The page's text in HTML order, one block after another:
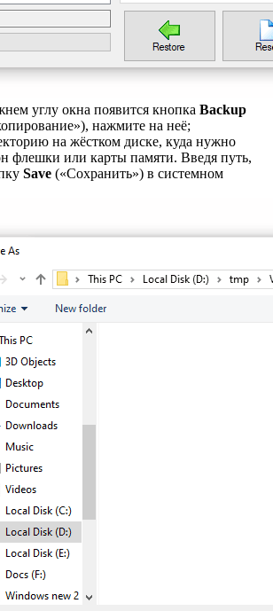
углу окна появится кнопка Backup
нажмите на неё;
на жёстком диске, куда нужно
флешки или карты памяти. Введя путь,
Save («Сохранить») в системном